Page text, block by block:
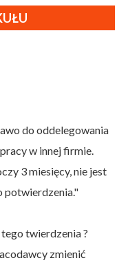
do oddelegowania
w innej firmie.
3 miesięcy, nie jest
potwierdzenia."
twierdzenia ?
zmienić